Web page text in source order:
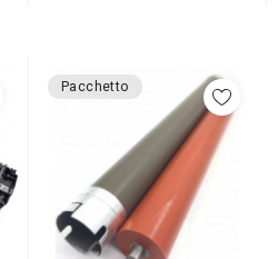
Pacchetto